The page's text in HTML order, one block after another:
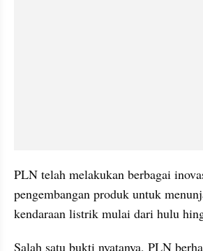
PLN telah melakukan berbagai
pengembangan produk untuk
kendaraan listrik mulai dari hulu
Salah satu bukti nyatanya, PLN